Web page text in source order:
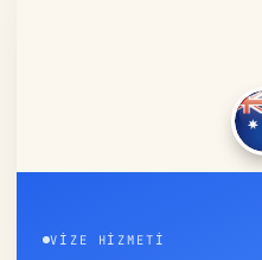
VIZE HIZMETI